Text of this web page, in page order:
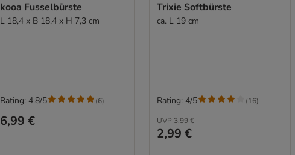
kooa Fusselbürste
L 18,4 x B 18,4 x H 7,3 cm
6,99 €
Rating: 4.8/5 (6)
Trixie Softbürste
ca. L 19 cm
UVP 3,99 €
2,99 €
Rating: 4/5 (16)